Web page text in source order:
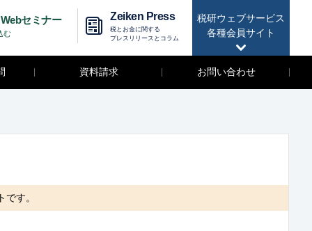
税研ウェブサービス
各種会員サイト
セミナー
む
Zeiken Press
税とお金に関する
プレスリリースとコラム
資料請求 お問い合わせ
す。